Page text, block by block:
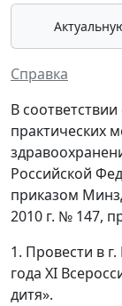
Справка
В
практических
Российской
приказом
2010 г. № 147,
1. Провести в
года XI
дитя».